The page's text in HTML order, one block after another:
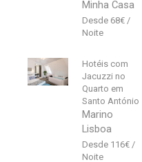
Minha Casa
68€
Hotéis com
Jacuzzi no
Quarto em
Santo António
Marino
Lisboa
116€